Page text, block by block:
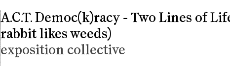
A.C.T. Democ(k)racy - Two Lines of
rabbit likes weeds)
exposition collective